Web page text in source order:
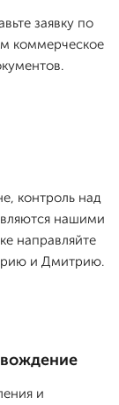
заявку по
коммерческое
контроль над
нашими
направляйте
и Дмитрию.
и